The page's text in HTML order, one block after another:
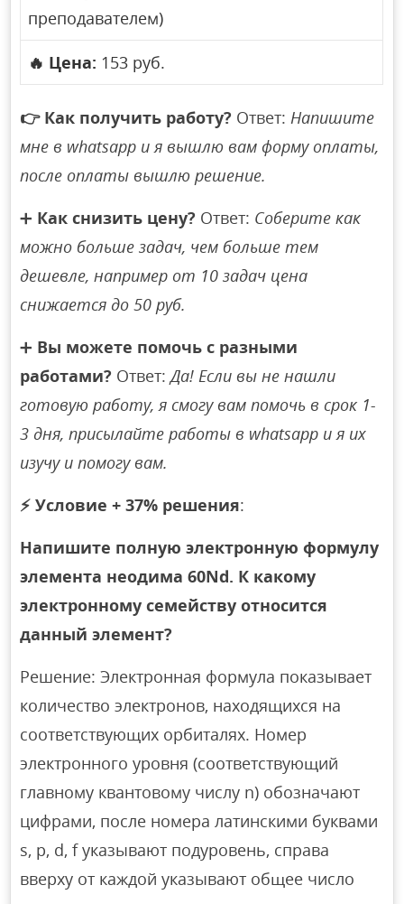
преподавателем)
🔥 Цена: 153 руб.
👉 Как получить работу? Ответ:Напишите
мне в whatsapp и я вышлю вам форму оплаты,
после оплаты вышлю решение.
➕ Как снизить цену? Ответ: Соберите как
можно больше задач, чем больше тем
дешевле, например от 10 задач цена
снижается до 50 руб.
➕ Вы можете помочь с разными
работами? Ответ:Да! Если вы не нашли
готовую работу, я смогу вам помочь в срок 1-
3 дня, присылайте работы в whatsapp и я их
изучу и помогу вам.
⚡ Условие + 37% решения:
Напишите полную электронную формулу
элемента неодима 60Nd. К какому
электронному семейству относится
данный элемент?
Решение: Электронная формула показывает
количество электронов, находящихся на
соответствующих орбиталях. Номер
электронного уровня (соответствующий
главному квантовому числу n) обозначают
цифрами, после номера латинскими буквами
s, p, d, f указывают подуровень, справа
вверху от каждой указывают общее число